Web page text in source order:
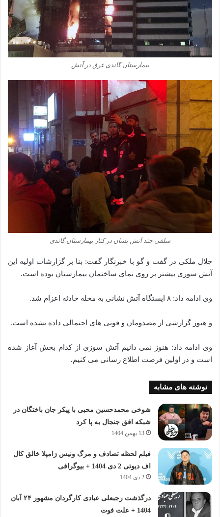
بیمارستان گاندی غرق در آتش
سلفی چند آتش نشان در کنار بیمارستان گاندی
جلال ملکی در گفت و گو با خبرنگار گفت: بنا بر گزارشات اولیه این
آتش‌ سوزی بیشتر بر روی نمای ساختمان بیمارستان بوده است.
وی ادامه داد: ۸ ایستگاه آتش نشانی به محله حادثه اعزام شد.
و هنوز گزارشی از مصدومان و فوتی های احتمالی داده نشده است.
وی ادامه داد: هنوز نمی دانیم آتش سوزی از کدام بخش آغاز شده
است و در اولین فرصت اطلاع رسانی می کنیم.
نوشته های مشابه
شوخی محمدحسین محبی با پیکر جان باختگان در
شبکه افق جنجال به پا کرد
13 بهمن 1404
فیلم لحظه تصادف و مرگ ونیس زامپلا خالق کال
اف دیوتی 2 دی 1404 + بیوگرافی
2 دی 1404
درگذشت رجبعلی عبادی کارگردان مشهور ۲۴ آبان
1404 + علت فوت